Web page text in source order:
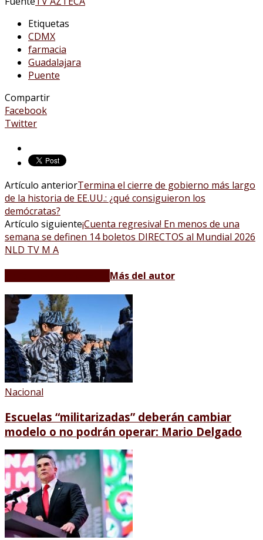
Etiquetas
CDMX
farmacia
Guadalajara
Puente
Compartir
Facebook
Twitter
Artículo anteriorTermina el cierre de gobierno más largo
de la historia de EE.UU.: ¿qué consiguieron los
demócratas?
Artículo siguiente¡Cuenta regresiva! En menos de una
semana se definen 14 boletos DIRECTOS al Mundial 2026
NLD TV M A
Más del autor
Nacional
Escuelas “militarizadas” deberán cambiar
modelo o no podrán operar: Mario Delgado